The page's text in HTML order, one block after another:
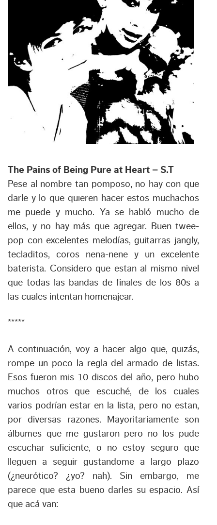
The Pains of Being Pure at Heart – S.T
Pese al nombre tan pomposo, no hay con que
darle y lo que quieren hacer estos muchachos
me puede y mucho. Ya se habló mucho de
ellos, y no hay más que agregar. Buen twee-
pop con excelentes melodías, guitarras jangly,
tecladitos, coros nena-nene y un excelente
baterista. Considero que estan al mismo nivel
que todas las bandas de finales de los 80s a
las cuales intentan homenajear.
*****
A continuación, voy a hacer algo que, quizás,
rompe un poco la regla del armado de listas.
Esos fueron mis 10 discos del año, pero hubo
muchos otros que escuché, de los cuales
varios podrían estar en la lista, pero no estan,
por diversas razones. Mayoritariamente son
álbumes que me gustaron pero no los pude
escuchar suficiente, o no estoy seguro que
lleguen a seguir gustandome a largo plazo
(¿neurótico? ¿yo? nah). Sin embargo, me
parece que esta bueno darles su espacio. Así
que acá van: